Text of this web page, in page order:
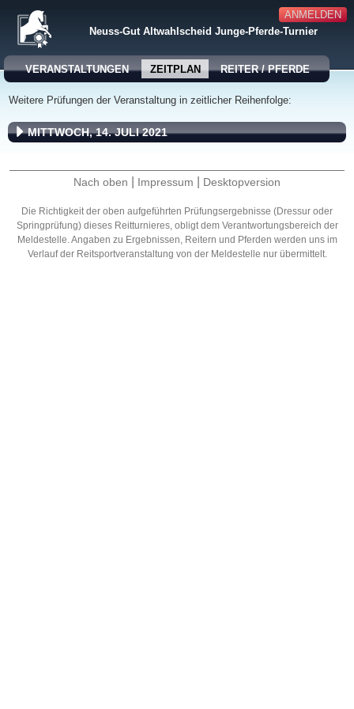
ANMELDEN
Neuss-Gut Altwahlscheid Junge-Pferde-Turnier
VERANSTALTUNGEN ZEITPLAN REITER / PFERDE
Weitere Prüfungen der Veranstaltung in zeitlicher Reihenfolge:
MITTWOCH, 14. JULI 2021
Nach oben Impressum Desktopversion
Die Richtigkeit der oben aufgeführten Prüfungsergebnisse (Dressur oder
Springprüfung) dieses Reitturnieres, obligt dem Verantwortungsbereich der
Meldestelle. Angaben zu Ergebnissen, Reitern und Pferden werden uns im
Verlauf der Reitsportveranstaltung von der Meldestelle nur übermittelt.